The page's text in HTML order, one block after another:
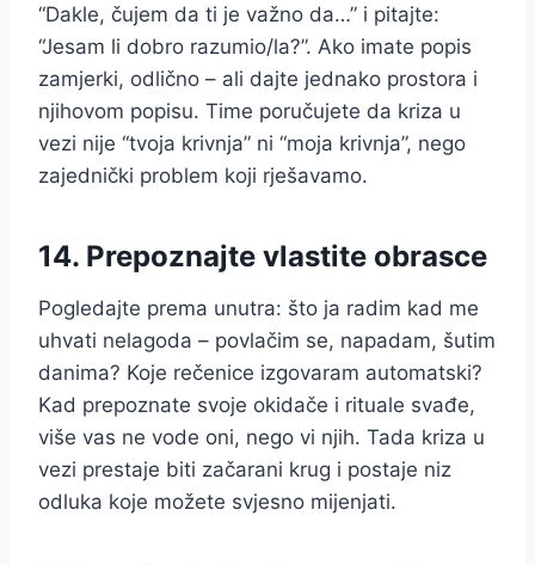
“Dakle, čujem da ti je važno da…” i pitajte:
“Jesam li dobro razumio/la?”. Ako imate popis
zamjerki, odlično – ali dajte jednako prostora i
njihovom popisu. Time poručujete da kriza u
vezi nije “tvoja krivnja” ni “moja krivnja”, nego
zajednički problem koji rješavamo.
14. Prepoznajte vlastite obrasce
Pogledajte prema unutra: što ja radim kad me
uhvati nelagoda – povlačim se, napadam, šutim
danima? Koje rečenice izgovaram automatski?
Kad prepoznate svoje okidače i rituale svađe,
više vas ne vode oni, nego vi njih. Tada kriza u
vezi prestaje biti začarani krug i postaje niz
odluka koje možete svjesno mijenjati.